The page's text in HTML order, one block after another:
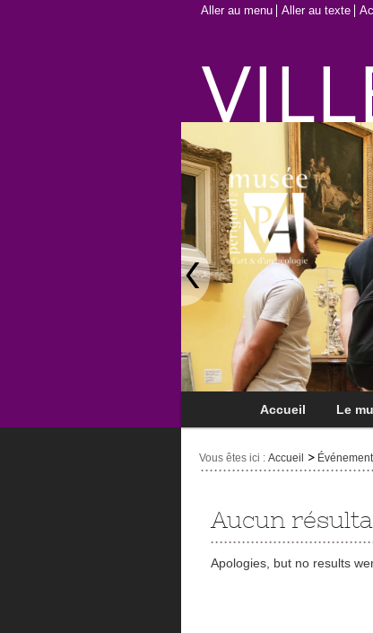
Aller au menu Aller au texte
Accueil Le
Vous êtes ici : Accueil
Aucun
Apologies, but no results